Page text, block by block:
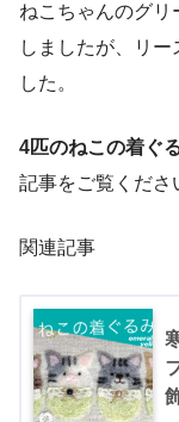
ねこちゃんのグリ
しましたが、リ
した。
4匹のねこの着ぐ
記事をご覧くださ
関連記事